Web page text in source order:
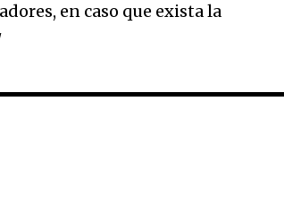
en caso que exista la